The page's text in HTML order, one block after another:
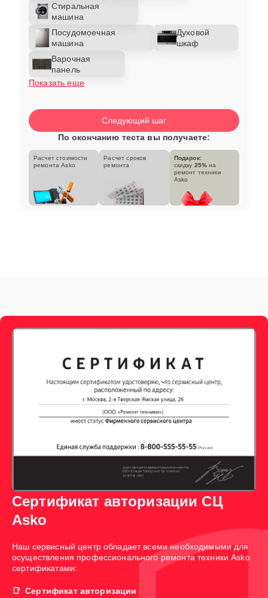
Стиральная
машина
Посудомоечная
машина
Духовой
шкаф
Варочная
панель
Показать еще
Следующий шаг
По окончанию теста вы получаете:
Расчет стоимости
ремонта Asko
Расчет сроков
ремонта
Подарок:
скидку 25% на
ремонт техники
Asko
Сертификат авторизации СЦ
Asko
Наш сервисный центр обладает всеми необходимыми для
осуществления профессионального ремонта техники Asko
сертификатами:
Сертификат авторизации